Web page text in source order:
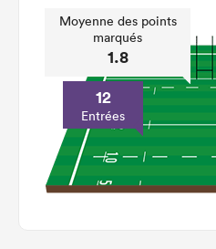
Moyenne des points
marqués
1.8
12
Entrées